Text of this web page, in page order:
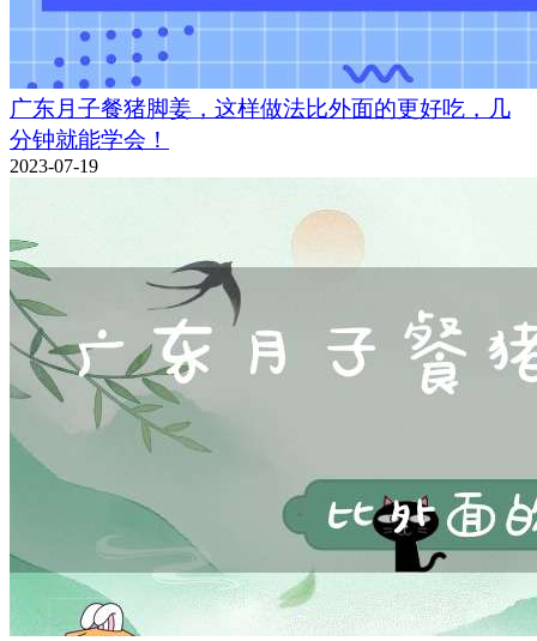
广东月子餐猪脚姜，这样做法比外面的更好吃，几
分钟就能学会！
2023-07-19